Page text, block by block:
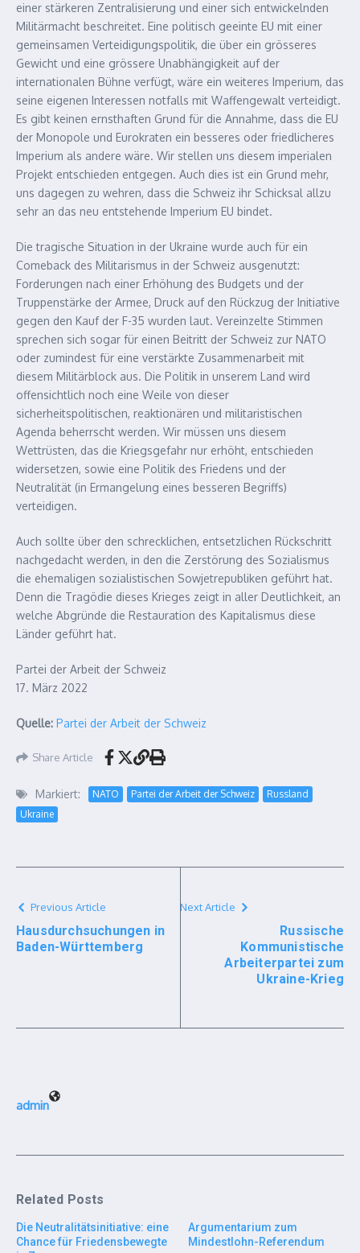
einer stärkeren Zentralisierung und einer sich entwickelnden
Militärmacht beschreitet. Eine politisch geeinte EU mit einer
gemeinsamen Verteidigungspolitik, die über ein grösseres
Gewicht und eine grössere Unabhängigkeit auf der
internationalen Bühne verfügt, wäre ein weiteres Imperium, das
seine eigenen Interessen notfalls mit Waffengewalt verteidigt.
Es gibt keinen ernsthaften Grund für die Annahme, dass die EU
der Monopole und Eurokraten ein besseres oder friedlicheres
Imperium als andere wäre. Wir stellen uns diesem imperialen
Projekt entschieden entgegen. Auch dies ist ein Grund mehr,
uns dagegen zu wehren, dass die Schweiz ihr Schicksal allzu
sehr an das neu entstehende Imperium EU bindet.
Die tragische Situation in der Ukraine wurde auch für ein
Comeback des Militarismus in der Schweiz ausgenutzt:
Forderungen nach einer Erhöhung des Budgets und der
Truppenstärke der Armee, Druck auf den Rückzug der Initiative
gegen den Kauf der F-35 wurden laut. Vereinzelte Stimmen
sprechen sich sogar für einen Beitritt der Schweiz zur NATO
oder zumindest für eine verstärkte Zusammenarbeit mit
diesem Militärblock aus. Die Politik in unserem Land wird
offensichtlich noch eine Weile von dieser
sicherheitspolitischen, reaktionären und militaristischen
Agenda beherrscht werden. Wir müssen uns diesem
Wettrüsten, das die Kriegsgefahr nur erhöht, entschieden
widersetzen, sowie eine Politik des Friedens und der
Neutralität (in Ermangelung eines besseren Begriffs)
verteidigen.
Auch sollte über den schrecklichen, entsetzlichen Rückschritt
nachgedacht werden, in den die Zerstörung des Sozialismus
die ehemaligen sozialistischen Sowjetrepubliken geführt hat.
Denn die Tragödie dieses Krieges zeigt in aller Deutlichkeit, an
welche Abgründe die Restauration des Kapitalismus diese
Länder geführt hat.
Partei der Arbeit der Schweiz
17. März 2022
Quelle: Partei der Arbeit der Schweiz
Share Article
Markiert: NATO Partei der Arbeit der Schweiz
Russland
Ukraine
Previous Article
Hausdurchsuchungen in
Baden-Württemberg
Next Article
Russische
Kommunistische
Arbeiterpartei zum
Ukraine-Krieg
admin
Related Posts
Die Neutralitätsinitiative: eine
Chance für Friedensbewegte
Argumentarium zum
Mindestlohn-Referendum